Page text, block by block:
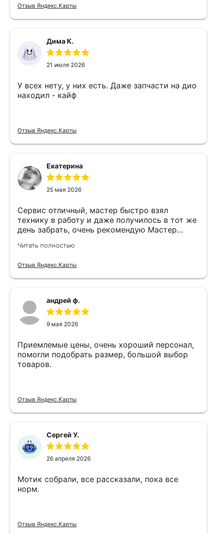
Отзыв Яндекс.Карты
Дима К.
21 июля 2026
У всех нету, у них есть. Даже запчасти на дио
находил - кайф
Отзыв Яндекс.Карты
Екатерина
25 мая 2026
Сервис отличный, мастер быстро взял
технику в работу и даже получилось в тот же
день забрать, очень рекомендую Мастер
Читать полностью
Отзыв Яндекс.Карты
андрей ф.
9 мая 2026
Приемлемые цены, очень хороший персонал,
помогли подобрать размер, большой выбор
товаров.
Отзыв Яндекс.Карты
Сергей У.
26 апреля 2026
Мотик собрали, все рассказали, пока все
норм.
Отзыв Яндекс.Карты